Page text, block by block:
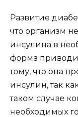
Развитие
что организм
инсулина в
форма
тому, что она
инсулин, так
таком случае
необходимых